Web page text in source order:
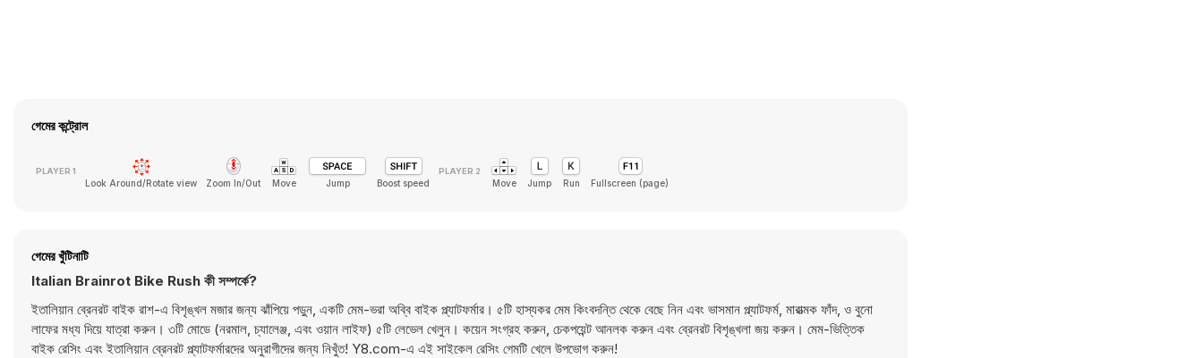
গেমের কন্ট্রোল
Look Around/Rotate view Zoom In/Out Move Jump Boost speed Move Jump Run Fullscreen (page)
গেমের খুঁটিনাটি
Italian Brainrot Bike Rush কী সম্পর্কে?
ইতালিয়ান ব্রেনরট বাইক রাশ-এ বিশৃঙ্খল মজার জন্য ঝাঁপিয়ে পড়ুন, একটি মেম-ভরা অব্বি বাইক প্ল্যাটফর্মার। ৫টি হাস্যকর মেম কিংবদন্তি থেকে বেছে নিন এবং ভাসমান প্ল্যাটফর্ম, মারাত্মক ফাঁদ, ও বুনো
লাফের মধ্য দিয়ে যাত্রা করুন। ৩টি মোডে (নরমাল, চ্যালেঞ্জ, এবং ওয়ান লাইফ) ৫টি লেভেল খেলুন। কয়েন সংগ্রহ করুন, চেকপয়েন্ট আনলক করুন এবং ব্রেনরট বিশৃঙ্খলা জয় করুন। মেম-ভিত্তিক
বাইক রেসিং এবং ইতালিয়ান ব্রেনরট প্ল্যাটফর্মারদের অনুরাগীদের জন্য নিখুঁত! Y8.com-এ এই সাইকেল রেসিং গেমটি খেলে উপভোগ করুন!